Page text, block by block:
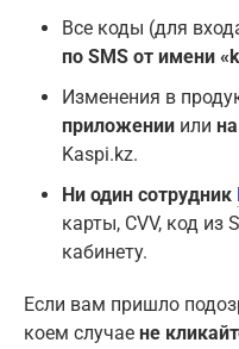
Все коды (для
по SMS от имени
Изменения в
приложении или
Kaspi.kz.
Ни один сотрудник
карты, CVV, код из
кабинету.
Если вам пришло
коем случае не